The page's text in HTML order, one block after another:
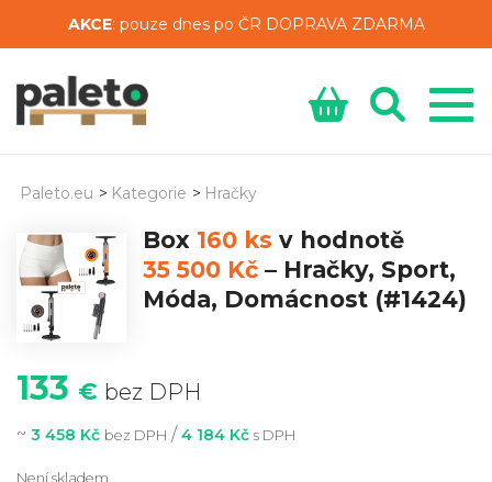
AKCE: pouze dnes po ČR DOPRAVA ZDARMA
Paleto.eu > Kategorie > Hračky
Box 160 ks v hodnotě
35 500 Kč – Hračky, Sport,
Móda, Domácnost (#1424)
133 € bez DPH
~ 3 458 Kč bez DPH / 4 184 Kč s DPH
Není skladem